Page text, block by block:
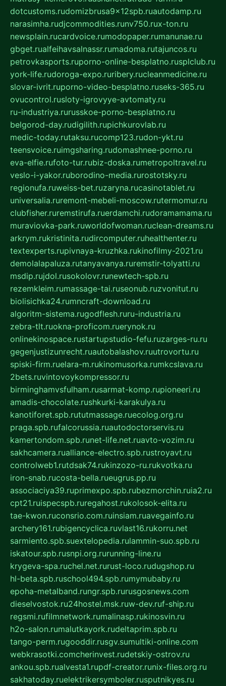
dotcustoms.rudomizbrusa9x12spb.ruautodamp.ru
narasimha.rudjcommodities.runv750.rux-ton.ru
newsplain.rucardvoice.rumodopaper.rumanunae.ru
gbget.rualfeihavsalnassr.rumadoma.rutajuncos.ru
petrovkasports.ruporno-online-besplatno.rusplclub.ru
york-life.rudoroga-expo.ruribery.rucleanmedicine.ru
slovar-ivrit.ruporno-video-besplatno.ruseks-365.ru
ovucontrol.rusloty-igrovyye-avtomaty.ru
ru-industriya.rurusskoe-porno-besplatno.ru
belgorod-day.rudigilith.rupichkurovlab.ru
medic-today.rutaksu.rucomp123.rudon-ykt.ru
teensvoice.ruimgsharing.rudomashnee-porno.ru
eva-elfie.rufoto-tur.rubiz-doska.rumetropoltravel.ru
veslo-i-yakor.ruborodino-media.rurostotsky.ru
regionufa.ruweiss-bet.ruzaryna.rucasinotablet.ru
universalia.ruremont-mebeli-moscow.rutermomur.ru
clubfisher.ruremstirufa.ruerdamchi.rudoramamama.ru
muraviovka-park.ruworldofwoman.ruclean-dreams.ru
arkrym.rukristinita.rudircomputer.ruhealthenter.ru
textexperts.rupivnaya-kruzhka.rukinofilmy-2021.ru
demolalapaluza.rutanyavanya.ruremstir-tolyatti.ru
msdip.rujdol.rusokolovr.runewtech-spb.ru
rezemkleim.rumassage-tai.ruseonub.ruzvonitut.ru
biolisichka24.rumncraft-download.ru
algoritm-sistema.rugodflesh.ruru-industria.ru
zebra-tlt.ruokna-proficom.ruerynok.ru
onlinekinospace.rustartupstudio-fefu.ruzarges-ru.ru
gegenjustizunrecht.ruautobalashov.ruutrovortu.ru
spiski-firm.ruelara-m.rukinomusorka.rumkcslava.ru
2bets.ruvintovoykompressor.ru
birminghamvsfulham.rusarmat-komp.rupioneeri.ru
amadis-chocolate.rushkurki-karakulya.ru
kanotiforet.spb.rututmassage.ruecolog.org.ru
praga.spb.rufalcorussia.ruautodoctorservis.ru
kamertondom.spb.runet-life.net.ruavto-vozim.ru
sakhcamera.rualliance-electro.spb.rustroyavt.ru
controlweb1.rutdsak74.rukinzozo-ru.rukvotka.ru
iron-snab.rucosta-bella.rueugrus.pp.ru
associaciya39.ruprimexpo.spb.rubezmorchin.ruia2.ru
cpt21.ruispecspb.ruregahost.rukolosok-elita.ru
tae-kwon.ruconsrio.com.ruinsiam.ruavegainfo.ru
archery161.rubigencyclica.ruvlast16.rukorru.net
sarmiento.spb.suextelopedia.rulammin-suo.spb.ru
iskatour.spb.rusnpi.org.rurunning-line.ru
krygeva-spa.ruchel.net.rurust-loco.rudugshop.ru
hl-beta.spb.ruschool494.spb.rumymubaby.ru
epoha-metalband.rungr.spb.rurusgosnews.com
dieselvostok.ru24hostel.msk.ruw-dev.ruf-ship.ru
regsmi.rufilmnetwork.rumalinasp.rukinosvin.ru
h2o-salon.rumalutkayork.rudeltaprim.spb.ru
tango-perm.rugooddir.rusgv.sumultiki-online.com
webkrasotki.comcherinvest.rudetskiy-ostrov.ru
ankou.spb.rualvesta1.rupdf-creator.runix-files.org.ru
sakhatoday.ruelektrikersymboler.rusputnikyes.ru